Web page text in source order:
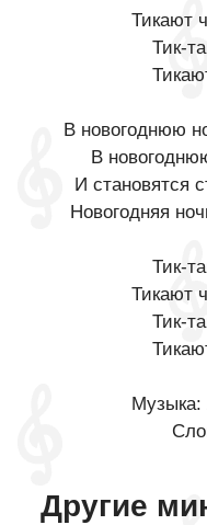
Тикают
Тик-
В новогоднюю
В
И становятся
Новогодняя
Тик-
Тикают
Тик-
Музыка:
Другие